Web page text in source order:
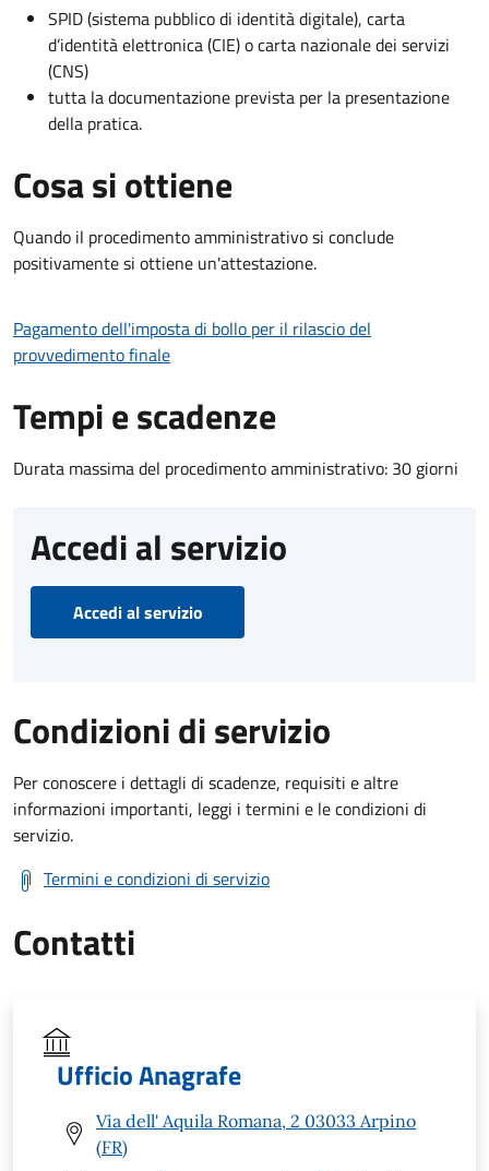
SPID (sistema pubblico di identità digitale), carta
d’identità elettronica (CIE) o carta nazionale dei servizi
(CNS)
tutta la documentazione prevista per la presentazione
della pratica.
Cosa si ottiene
Quando il procedimento amministrativo si conclude
positivamente si ottiene un'attestazione.
Pagamento dell'imposta di bollo per il rilascio del
provvedimento finale
Tempi e scadenze
Durata massima del procedimento amministrativo: 30 giorni
Accedi al servizio
Accedi al servizio
Condizioni di servizio
Per conoscere i dettagli di scadenze, requisiti e altre
informazioni importanti, leggi i termini e le condizioni di
servizio.
Termini e condizioni di servizio
Contatti
Ufficio Anagrafe
Via dell' Aquila Romana, 2 03033 Arpino
(FR)